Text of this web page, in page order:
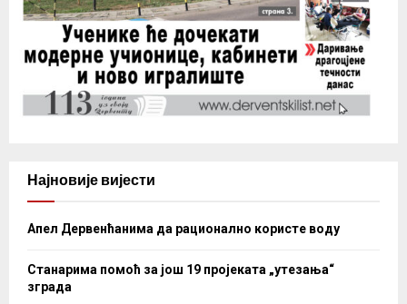
Најновије вијести
Апел Дервенћанима да рационално користе воду
Станарима помоћ за још 19 пројеката „утезања“
зграда